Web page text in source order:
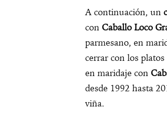
A continuación, un
con Caballo Loco
parmesano, en
cerrar con los
en maridaje con
desde 1992 hasta
viña.